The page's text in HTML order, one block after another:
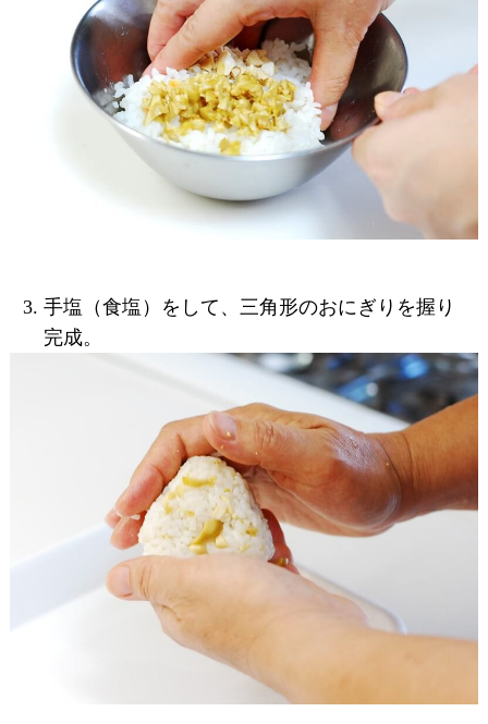
手塩（食塩）をして、三角形のおにぎりを握り
完成。